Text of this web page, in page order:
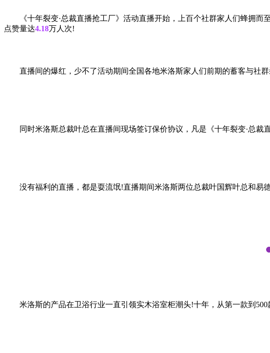
《十年裂变·总裁直播抢工厂》活动直播开始，上百个社群家人们蜂拥而
点赞量达4.18万人次!
直播间的爆红，少不了活动期间全国各地米洛斯家人们前期的蓄客与社群
同时米洛斯总裁叶总在直播间现场签订保价协议，凡是《十年裂变·总
没有福利的直播，都是耍流氓!直播期间米洛斯两位总裁叶国辉叶总和易
米洛斯的产品在卫浴行业一直引领实木浴室柜潮头!十年，从第一款到500